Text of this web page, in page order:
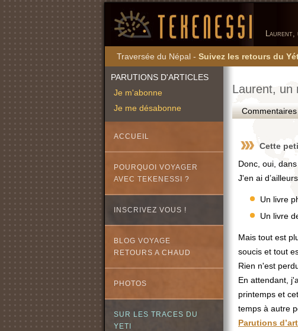
Laurent,
Traversée du Népal - Suivez les retours du
PARUTIONS D'ARTICLES
Je m'abonne
Je me désabonne
ACCUEIL
POURQUOI VOYAGER
AVEC TEKENESSI ?
INSCRIVEZ VOUS !
BLOG VOYAGE
RETOURS A CHAUD
PHOTOS
SUR LES TRACES DU
YETI
Laurent, un
Cette
Donc, oui,
J'en ai
Un livre
Un livre
Mais tout est
soucis et tout
Rien n'est
En attendant,
printemps et
temps à autre
Parutions